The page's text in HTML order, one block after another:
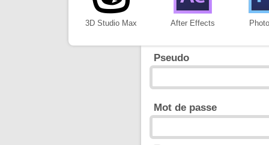
3D Studio Max After Effects
Pseudo
Mot de passe